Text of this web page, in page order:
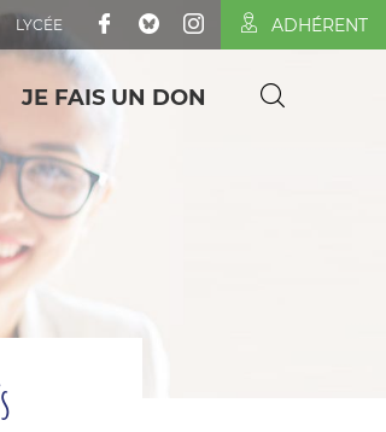
LYCÉE ADHÉRENT
JE FAIS UN DON